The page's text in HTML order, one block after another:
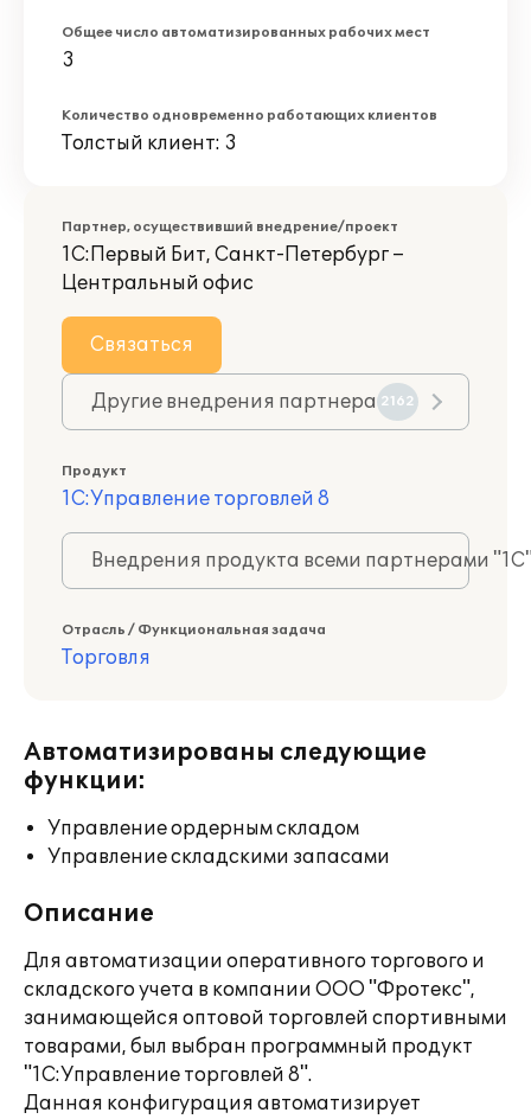
Общее число автоматизированных рабочих мест
3
Количество одновременно работающих клиентов
Толстый клиент: 3
Партнер, осуществивший внедрение/проект
1С:Первый Бит, Санкт-Петербург –
Центральный офис
Связаться
Другие внедрения партнера 2162
Продукт
1С:Управление торговлей 8
Внедрения продукта всеми партнерами
Отрасль / Функциональная задача
Торговля
Автоматизированы следующие
функции:
Управление ордерным складом
Управление складскими запасами
Описание
Для автоматизации оперативного торгового и
складского учета в компании ООО "Фротекс",
занимающейся оптовой торговлей спортивными
товарами, был выбран программный продукт
"1С:Управление торговлей 8".
Данная конфигурация автоматизирует